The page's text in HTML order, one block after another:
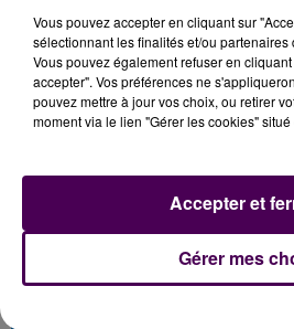
7 août 2026
Gagnez vos pass
Inscrivez-vous au
Kids !
7 août 2026
Gagnez vos entrées
Vous pouvez accepter en cliquant sur
sélectionnant les finalités et/ou partenaires
Vous pouvez également refuser en
accepter". Vos préférences ne
pouvez mettre à jour vos choix, ou retirer
moment via le lien "Gérer les cookies"
Gérer mes
Accepter et